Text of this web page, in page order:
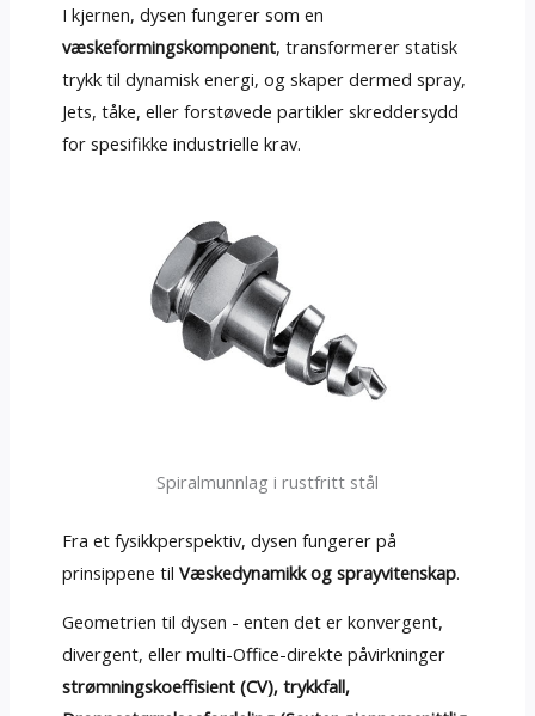
I kjernen, dysen fungerer som en
væskeformingskomponent, transformerer statisk
trykk til dynamisk energi, og skaper dermed spray,
Jets, tåke, eller forstøvede partikler skreddersydd
for spesifikke industrielle krav.
Spiralmunnlag i rustfritt stål
Fra et fysikkperspektiv, dysen fungerer på
prinsippene til Væskedynamikk og sprayvitenskap.
Geometrien til dysen - enten det er konvergent,
divergent, eller multi-Office-direkte påvirkninger
strømningskoeffisient (CV), trykkfall,